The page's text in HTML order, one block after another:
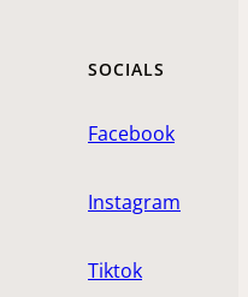
SOCIALS
Facebook
Instagram
Tiktok